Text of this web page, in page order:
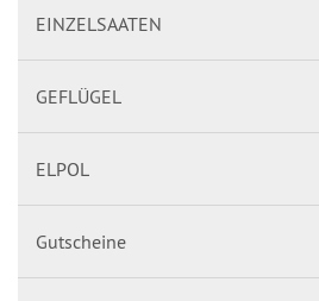
EINZELSAATEN
GEFLÜGEL
ELPOL
Gutscheine